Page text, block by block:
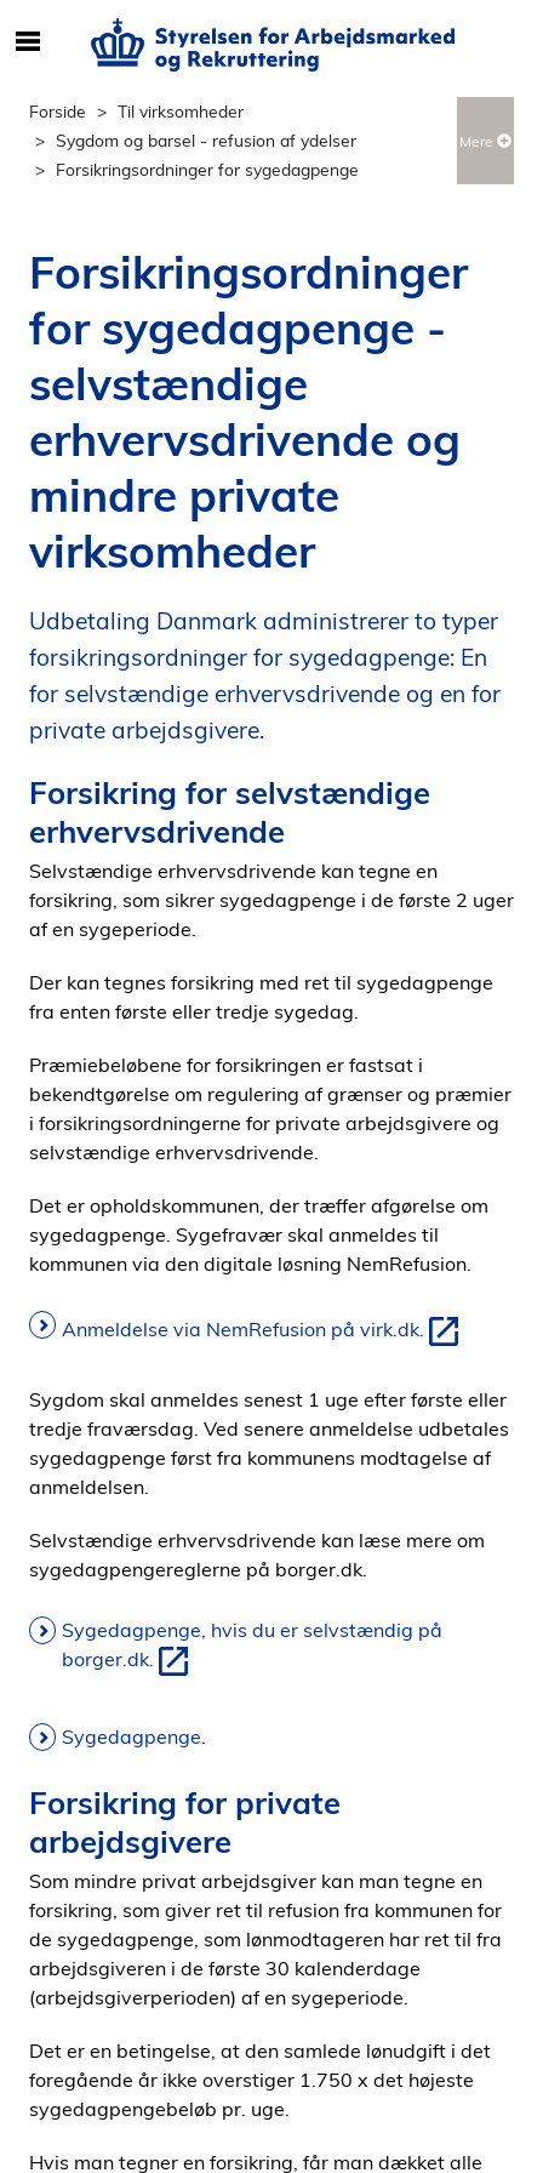
e
f
i
d
o
d
å
s
i
e
n
Forside
Til virksomheder
Sygdom og barsel - refusion af ydelser
Forsikringsordninger for sygedagpenge
Mere
Forsikringsordninger
for sygedagpenge -
selvstændige
erhvervsdrivende og
mindre private
virksomheder
Udbetaling Danmark administrerer to typer
forsikringsordninger for sygedagpenge: En
for selvstændige erhvervsdrivende og en for
private arbejdsgivere.
Forsikring for selvstændige
erhvervsdrivende
Selvstændige erhvervsdrivende kan tegne en
forsikring, som sikrer sygedagpenge i de første 2 uger
af en sygeperiode.
Der kan tegnes forsikring med ret til sygedagpenge
fra enten første eller tredje sygedag.
Præmiebeløbene for forsikringen er fastsat i
bekendtgørelse om regulering af grænser og præmier
i forsikringsordningerne for private arbejdsgivere og
selvstændige erhvervsdrivende.
Det er opholdskommunen, der træffer afgørelse om
sygedagpenge. Sygefravær skal anmeldes til
kommunen via den digitale løsning NemRefusion.
Anmeldelse via NemRefusion på virk.dk.
Sygdom skal anmeldes senest 1 uge efter første eller
tredje fraværsdag. Ved senere anmeldelse udbetales
sygedagpenge først fra kommunens modtagelse af
anmeldelsen.
Selvstændige erhvervsdrivende kan læse mere om
sygedagpengereglerne på borger.dk.
Sygedagpenge, hvis du er selvstændig på
borger.dk.
Sygedagpenge.
Forsikring for private
arbejdsgivere
Som mindre privat arbejdsgiver kan man tegne en
forsikring, som giver ret til refusion fra kommunen for
de sygedagpenge, som lønmodtageren har ret til fra
arbejdsgiveren i de første 30 kalenderdage
(arbejdsgiverperioden) af en sygeperiode.
Det er en betingelse, at den samlede lønudgift i det
foregående år ikke overstiger 1.750 x det højeste
sygedagpengebeløb pr. uge.
Hvis man tegner en forsikring, får man dækket alle